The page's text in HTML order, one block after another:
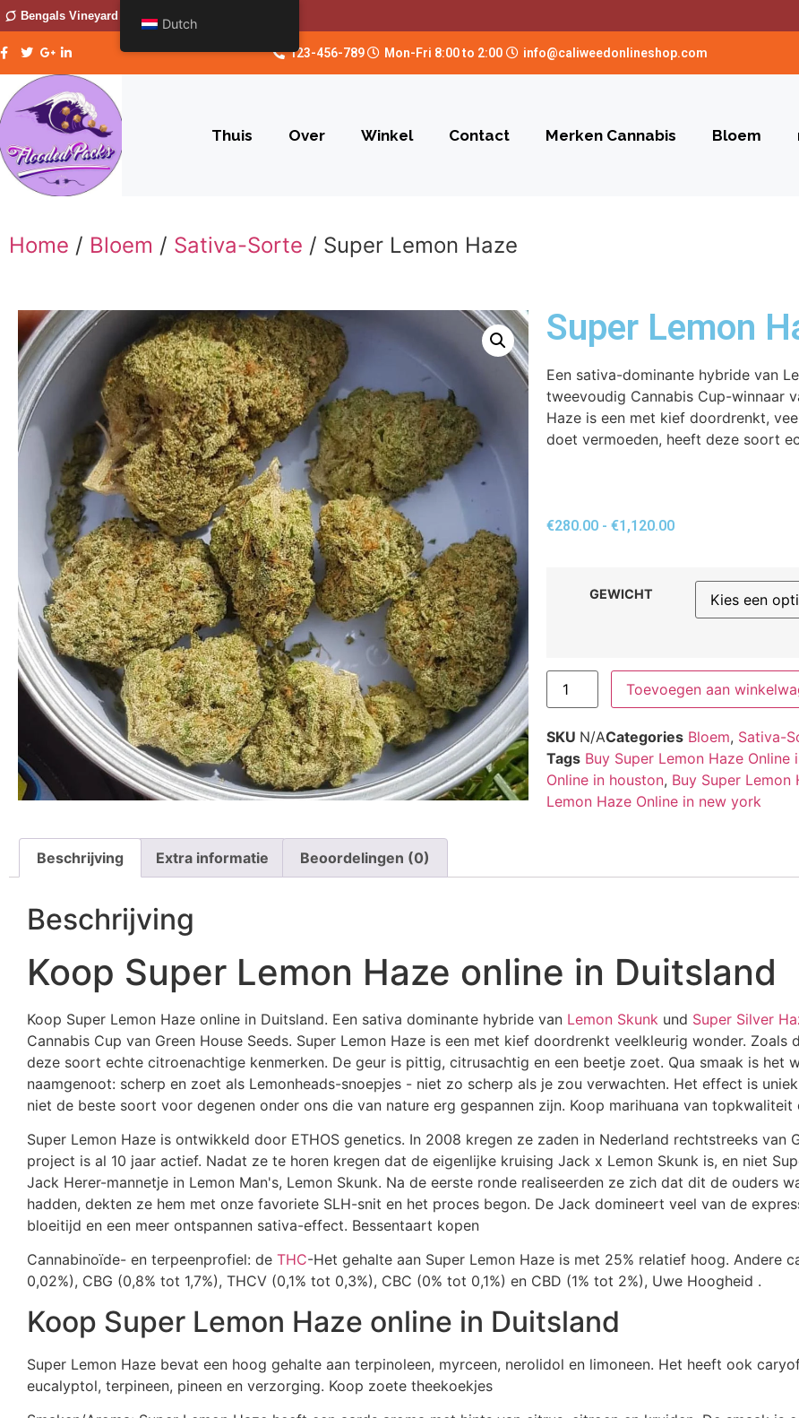
Bengals Vineyard
123-456-789 Mon-Fri 8:00 to 2:00 info@caliweedonlineshop.com
Thuis Over Winkel Contact Merken Cannabis Bloem
Home / Bloem / Sativa-Sorte / Super Lemon Haze
Super Lemon
Een sativa-dominante hybride van
tweevoudig Cannabis Cup-winnaar
Haze is een met kief doordrenkt,
doet vermoeden, heeft deze soort
€280.00 - €1,120.00
GEWICHT
Toevoegen aan
SKU N/ACategories Bloem, Sativa-
Tags Buy Super Lemon Haze Online
Online in houston, Buy Super Lemon
Lemon Haze Online in new york
Beschrijving Extra informatie Beoordelingen (0)
Beschrijving
Koop Super Lemon Haze online in Duitsland
Koop Super Lemon Haze online in Duitsland. Een sativa dominante hybride van Lemon Skunk und Super Silver
Cannabis Cup van Green House Seeds. Super Lemon Haze is een met kief doordrenkt veelkleurig wonder. Zoals
deze soort echte citroenachtige kenmerken. De geur is pittig, citrusachtig en een beetje zoet. Qua smaak is het
naamgenoot: scherp en zoet als Lemonheads-snoepjes - niet zo scherp als je zou verwachten. Het effect is
niet de beste soort voor degenen onder ons die van nature erg gespannen zijn. Koop marihuana van topkwaliteit
Super Lemon Haze is ontwikkeld door ETHOS genetics. In 2008 kregen ze zaden in Nederland rechtstreeks van
project is al 10 jaar actief. Nadat ze te horen kregen dat de eigenlijke kruising Jack x Lemon Skunk is, en niet
Jack Herer-mannetje in Lemon Man's, Lemon Skunk. Na de eerste ronde realiseerden ze zich dat dit de ouders
hadden, dekten ze hem met onze favoriete SLH-snit en het proces begon. De Jack domineert veel van de
bloeitijd en een meer ontspannen sativa-effect. Bessentaart kopen
Cannabinoïde- en terpeenprofiel: de THC-Het gehalte aan Super Lemon Haze is met 25% relatief hoog. Andere
0,02%), CBG (0,8% tot 1,7%), THCV (0,1% tot 0,3%), CBC (0% tot 0,1%) en CBD (1% tot 2%), Uwe Hoogheid .
Koop Super Lemon Haze online in Duitsland
Super Lemon Haze bevat een hoog gehalte aan terpinoleen, myrceen, nerolidol en limoneen. Het heeft ook
eucalyptol, terpineen, pineen en verzorging. Koop zoete theekoekjes
Dutch